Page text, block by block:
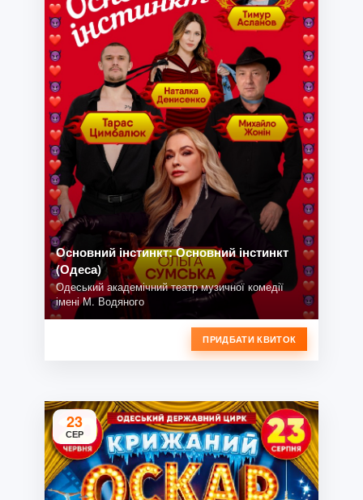
Основний інстинкт: Основний інстинкт
(Одеса)
Одеський академічний театр музичної комедії
імені М. Водяного
ПРИДБАТИ КВИТОК
23
СЕР